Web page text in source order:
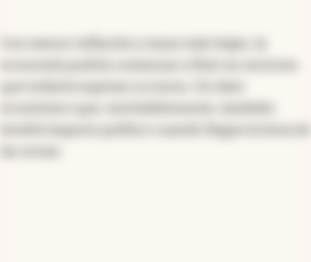
tendrá impacto político cuando llegue la hora de